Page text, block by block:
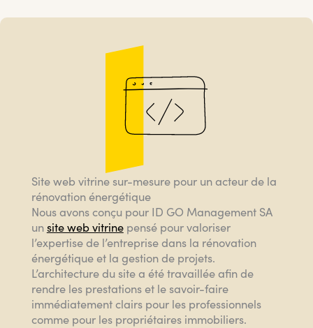
Site web vitrine sur-mesure pour un acteur de la
rénovation énergétique
Nous avons conçu pour ID GO Management SA
unsite web vitrinepensé pour valoriser
l’expertise de l’entreprise dans la rénovation
énergétique et la gestion de projets.
L’architecture du site a été travaillée afin de
rendre les prestations et le savoir-faire
immédiatement clairs pour les professionnels
comme pour les propriétaires immobiliers.